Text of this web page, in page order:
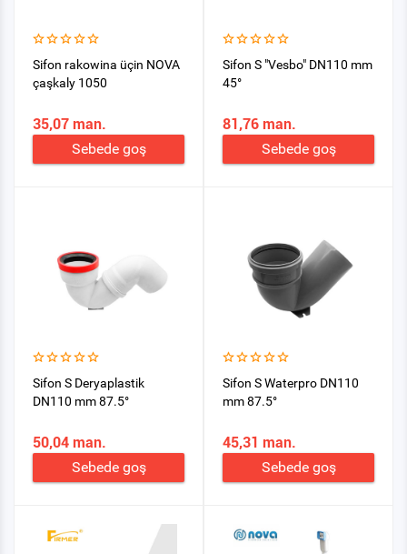
Sifon rakowina üçin NOVA
çaşkaly 1050
35,07 man.
Sebede goş
Sifon S "Vesbo" DN110 mm
45°
81,76 man.
Sebede goş
Sifon S Deryaplastik
DN110 mm 87.5°
50,04 man.
Sebede goş
Sifon S Waterpro DN110
mm 87.5°
45,31 man.
Sebede goş